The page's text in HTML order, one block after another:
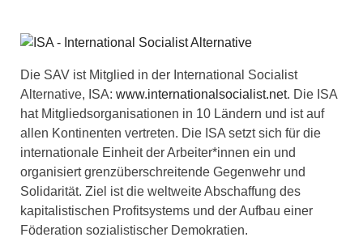
Die SAV ist Mitglied in der International Socialist
Alternative, ISA: www.internationalsocialist.net. Die ISA
hat Mitgliedsorganisationen in 10 Ländern und ist auf
allen Kontinenten vertreten. Die ISA setzt sich für die
internationale Einheit der Arbeiter*innen ein und
organisiert grenzüberschreitende Gegenwehr und
Solidarität. Ziel ist die weltweite Abschaffung des
kapitalistischen Profitsystems und der Aufbau einer
Föderation sozialistischer Demokratien.